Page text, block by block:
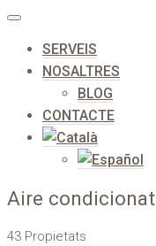
SERVEIS
NOSALTRES
BLOG
CONTACTE
Aire condicionat
43 Propietats